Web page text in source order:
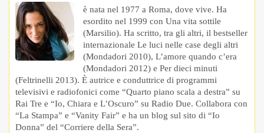
è nata nel 1977 a Roma, dove vive. Ha
esordito nel 1999 con Una vita sottile
(Marsilio). Ha scritto, tra gli altri, il bestseller
internazionale Le luci nelle case degli altri
(Mondadori 2010), L’amore quando c’era
(Mondadori 2012) e Per dieci minuti
(Feltrinelli 2013). È autrice e conduttrice di programmi
televisivi e radiofonici come “Quarto piano scala a destra” su
Rai Tre e “Io, Chiara e L’Oscuro” su Radio Due. Collabora con
“La Stampa” e “Vanity Fair” e ha un blog sul sito di “Io
Donna” del “Corriere della Sera”.